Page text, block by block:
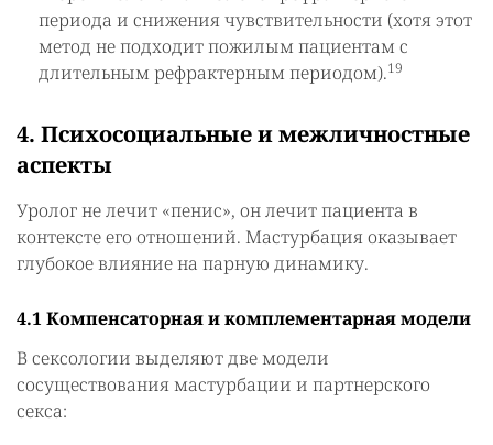
периода и снижения чувствительности (хотя этот
метод не подходит пожилым пациентам с
длительным рефрактерным периодом).19
4. Психосоциальные и межличностные
аспекты
Уролог не лечит «пенис», он лечит пациента в
контексте его отношений. Мастурбация оказывает
глубокое влияние на парную динамику.
4.1 Компенсаторная и комплементарная модели
В сексологии выделяют две модели
сосуществования мастурбации и партнерского
секса: